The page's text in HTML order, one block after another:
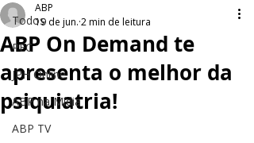
Todos
PEC
JPH Online
ABP na Mídia
ABP TV
ABP On Demand te
apresenta o melhor da
psiquiatria!
ABP
19 de jun. 2 min de leitura